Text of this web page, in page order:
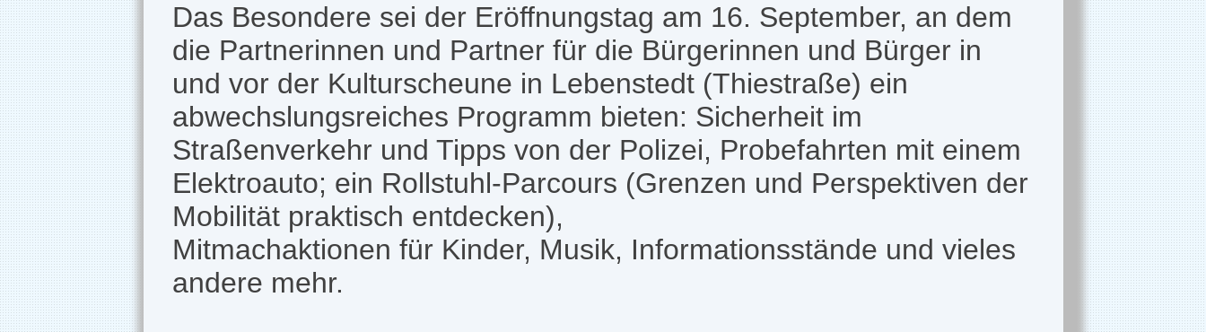
Das Besondere sei der Eröffnungstag am 16. September, an dem
die Partnerinnen und Partner für die Bürgerinnen und Bürger in
und vor der Kulturscheune in Lebenstedt (Thiestraße) ein
abwechslungsreiches Programm bieten: Sicherheit im
Straßenverkehr und Tipps von der Polizei, Probefahrten mit einem
Elektroauto; ein Rollstuhl-Parcours (Grenzen und Perspektiven der
Mobilität praktisch entdecken),
Mitmachaktionen für Kinder, Musik, Informationsstände und vieles
andere mehr.